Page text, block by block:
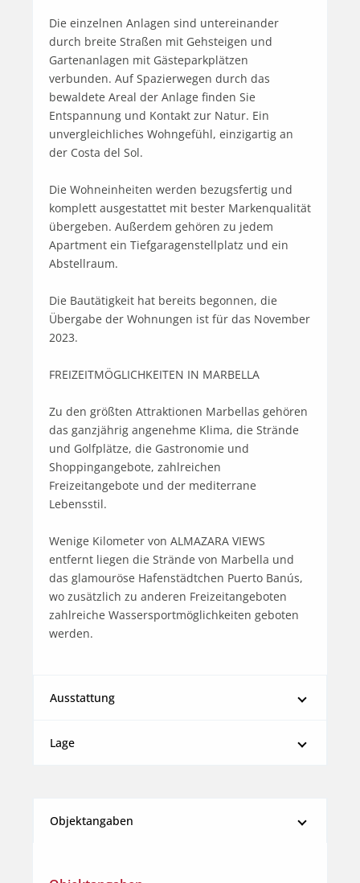
Die einzelnen Anlagen sind untereinander
durch breite Straßen mit Gehsteigen und
Gartenanlagen mit Gästeparkplätzen
verbunden. Auf Spazierwegen durch das
bewaldete Areal der Anlage finden Sie
Entspannung und Kontakt zur Natur. Ein
unvergleichliches Wohngefühl, einzigartig an
der Costa del Sol.
Die Wohneinheiten werden bezugsfertig und
komplett ausgestattet mit bester Markenqualität
übergeben. Außerdem gehören zu jedem
Apartment ein Tiefgaragenstellplatz und ein
Abstellraum.
Die Bautätigkeit hat bereits begonnen, die
Übergabe der Wohnungen ist für das November
2023.
FREIZEITMÖGLICHKEITEN IN MARBELLA
Zu den größten Attraktionen Marbellas gehören
das ganzjährig angenehme Klima, die Strände
und Golfplätze, die Gastronomie und
Shoppingangebote, zahlreichen
Freizeitangebote und der mediterrane
Lebensstil.
Wenige Kilometer von ALMAZARA VIEWS
entfernt liegen die Strände von Marbella und
das glamouröse Hafenstädtchen Puerto Banús,
wo zusätzlich zu anderen Freizeitangeboten
zahlreiche Wassersportmöglichkeiten geboten
werden.
Ausstattung
Lage
Objektangaben